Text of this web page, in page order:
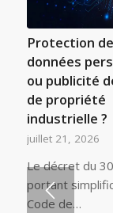
Protection
données
ou publicité
de propriété
industrielle ?
juillet 21, 2026
Le décret du
portant
Code de…